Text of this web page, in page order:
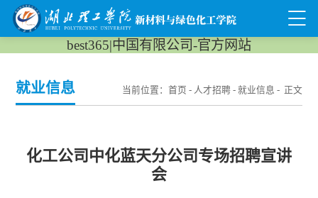
best365|中国有限公司-官方网站
就业信息 当前位置： 首页 - 人才招聘- 就业信息 - 正文
化工公司中化蓝天分公司专场招聘宣讲
会